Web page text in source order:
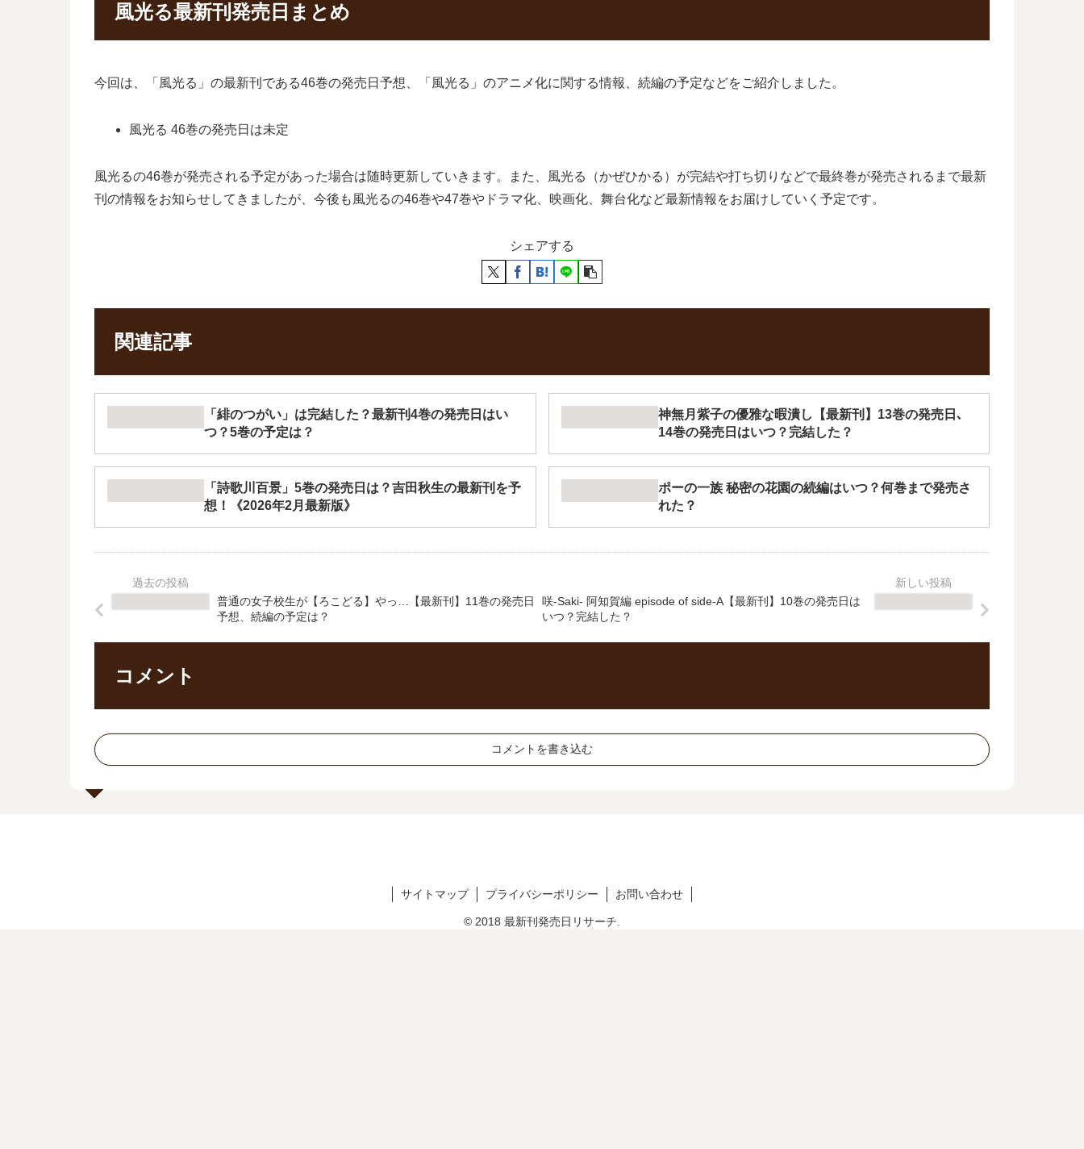
風光る最新刊発売日まとめ
今回は、「風光る」の最新刊である46巻の発売日予想、「風光る」のアニメ化に関する情報、続編の予定などをご紹介しました。
風光る 46巻の発売日は未定
風光るの46巻が発売される予定があった場合は随時更新していきます。また、風光る（かぜひかる）が完結や打ち切りなどで最終巻が発売されるまで最新
刊の情報をお知らせしてきましたが、今後も風光るの46巻や47巻やドラマ化、映画化、舞台化など最新情報をお届けしていく予定です。
シェアする
関連記事
「緋のつがい」は完結した？最新刊4巻の発売日はい
つ？5巻の予定は？
神無月紫子の優雅な暇潰し【最新刊】13巻の発売日､
14巻の発売日はいつ？完結した？
「詩歌川百景」5巻の発売日は？吉田秋生の最新刊を予
想！《2026年2月最新版》
ポーの一族 秘密の花園の続編はいつ？何巻まで発売さ
れた？
普通の女子校生が【ろこどる】やっ…【最新刊】11巻の発売日
予想、続編の予定は？
咲-Saki- 阿知賀編 episode of side-A【最新刊】10巻の発売日は
いつ？完結した？
コメント
コメントを書き込む
サイトマップ プライバシーポリシー お問い合わせ
© 2018 最新刊発売日リサーチ.